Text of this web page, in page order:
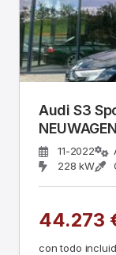
Audi S3
11-2022
228 kW
44.273
con todo